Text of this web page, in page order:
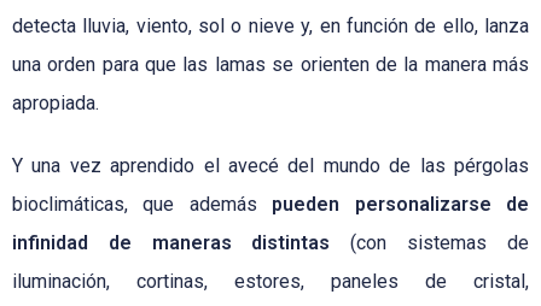
detecta lluvia, viento, sol o nieve y, en función de ello, lanza
una orden para que las lamas se orienten de la manera más
apropiada.
Y una vez aprendido el avecé del mundo de las pérgolas
bioclimáticas, que además pueden personalizarse de
infinidad de maneras distintas (con sistemas de
iluminación, cortinas, estores, paneles de cristal,